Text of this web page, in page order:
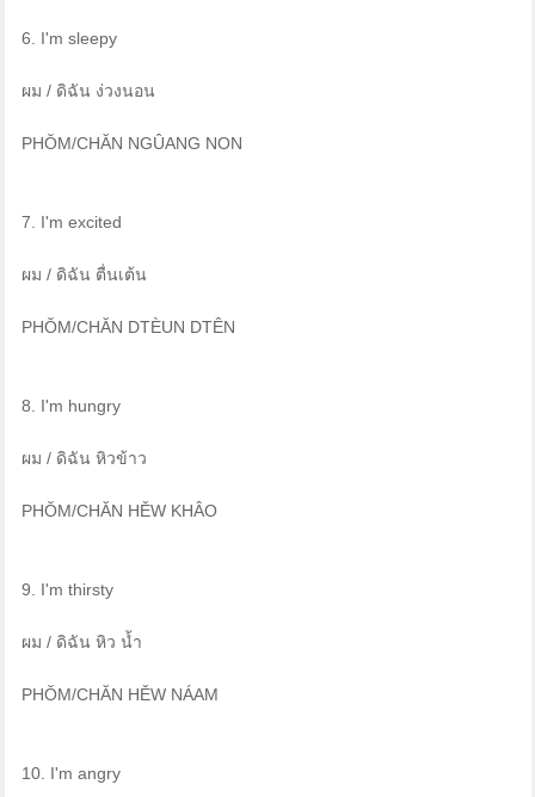
6. I'm sleepy
ผม / ดิฉัน ง่วงนอน
PHŎM/CHĂN NGÛANG NON
7. I'm excited
ผม / ดิฉัน ตื่นเต้น
PHŎM/CHĂN DTÈUN DTÊN
8. I'm hungry
ผม / ดิฉัน หิวข้าว
PHŎM/CHĂN HĚW KHÂO
9. I'm thirsty
ผม / ดิฉัน หิว น้ำ
PHŎM/CHĂN HĚW NÁAM
10. I'm angry